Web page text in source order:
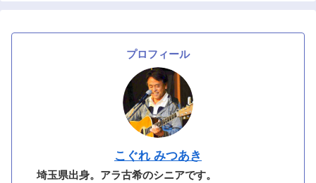
プロフィール
こぐれ みつあき
埼玉県出身。アラ古希のシニアです。